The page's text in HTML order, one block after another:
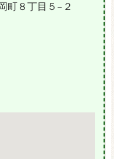
町８丁目５−２